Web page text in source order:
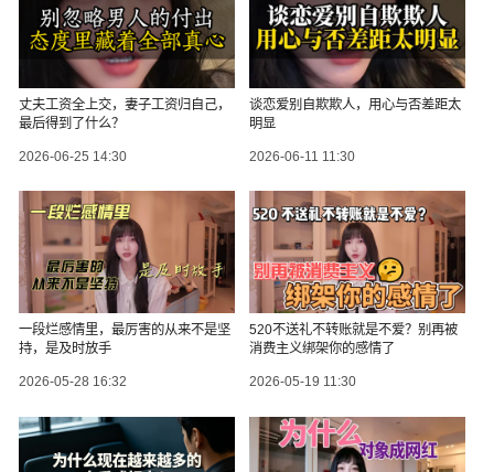
丈夫工资全上交，妻子工资归自己，
最后得到了什么？
2026-06-25 14:30
谈恋爱别自欺欺人，用心与否差距太
明显
2026-06-11 11:30
一段烂感情里，最厉害的从来不是坚
持，是及时放手
2026-05-28 16:32
520不送礼不转账就是不爱？别再被
消费主义绑架你的感情了
2026-05-19 11:30